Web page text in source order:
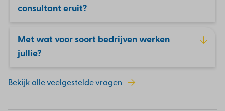
consultant eruit?
Met wat voor soort bedrijven werken
jullie?
Bekijk alle veelgestelde vragen